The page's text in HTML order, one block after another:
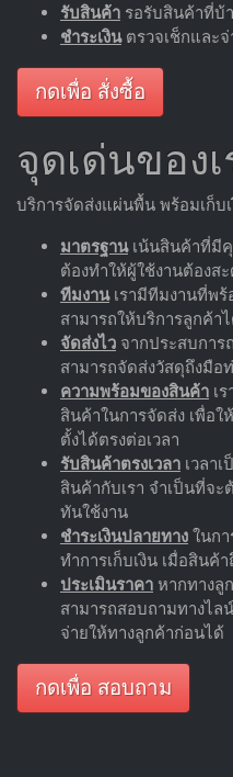
รับสินค้า รอรับสินค้าที่บ้
ชำระเงินตรวจเช็กและจ่
กดเพื่อ สั่งซื้อ
จุดเด่นของเ
บริการจัดส่งแผ่นพื้น พร้อมเก็บ
มาตรฐานเน้นสินค้าที่มี
ต้องทำให้ผู้ใช้งานต้องส
ทีมงานเรามีทีมงานที่พร้
สามารถให้บริการลูกค้า
จัดส่งไว จากประสบการ
สามารถจัดส่งวัสดุถึงมือ
ความพร้อมของสินค้า เ
สินค้าในการจัดส่ง เพื่อ
ตั้งได้ตรงต่อเวลา
รับสินค้าตรงเวลา เวลา
สินค้ากับเรา จำเป็นที่จะ
ทันใช้งาน
ชำระเงินปลายทาง ในกา
ทำการเก็บเงิน เมื่อสินค้
ประเมินราคา หากทางลู
สามารถสอบถามทางไ
จ่ายให้ทางลูกค้าก่อนได้
กดเพื่อ สอบถาม